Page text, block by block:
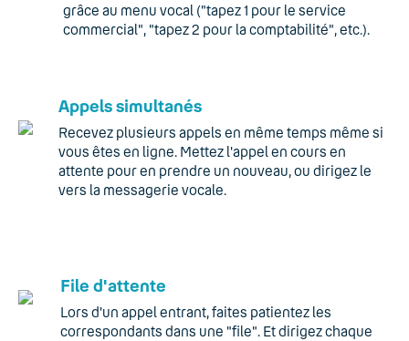
grâce au menu vocal ("tapez 1 pour le service
commercial", "tapez 2 pour la comptabilité", etc.).
Appels simultanés
Recevez plusieurs appels en même temps même si
vous êtes en ligne. Mettez l'appel en cours en
attente pour en prendre un nouveau, ou dirigez le
vers la messagerie vocale.
File d'attente
Lors d'un appel entrant, faites patientez les
correspondants dans une "file". Et dirigez chaque